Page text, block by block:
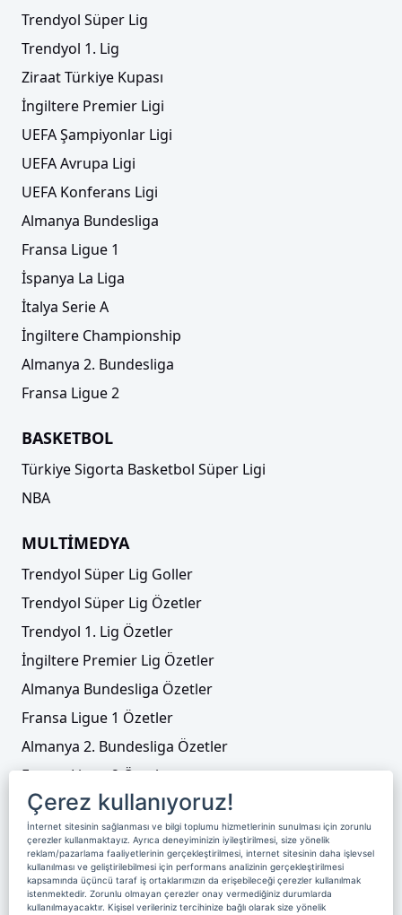
Trendyol Süper Lig
Trendyol 1. Lig
Ziraat Türkiye Kupası
İngiltere Premier Ligi
UEFA Şampiyonlar Ligi
UEFA Avrupa Ligi
UEFA Konferans Ligi
Almanya Bundesliga
Fransa Ligue 1
İspanya La Liga
İtalya Serie A
İngiltere Championship
Almanya 2. Bundesliga
Fransa Ligue 2
BASKETBOL
Türkiye Sigorta Basketbol Süper Ligi
NBA
MULTİMEDYA
Trendyol Süper Lig Goller
Trendyol Süper Lig Özetler
Trendyol 1. Lig Özetler
İngiltere Premier Lig Özetler
Almanya Bundesliga Özetler
Fransa Ligue 1 Özetler
Almanya 2. Bundesliga Özetler
Fransa Ligue 2 Özetler
Tenis
Video Liste
Foto Galeriler
Çerez kullanıyoruz!
İnternet sitesinin sağlanması ve bilgi toplumu hizmetlerinin sunulması için zorunlu
çerezler kullanmaktayız. Ayrıca deneyiminizin iyileştirilmesi, size yönelik
reklam/pazarlama faaliyetlerinin gerçekleştirilmesi, internet sitesinin daha işlevsel
kullanılması ve geliştirilebilmesi için performans analizinin gerçekleştirilmesi
kapsamında üçüncü taraf iş ortaklarımızın da erişebileceği çerezler kullanılmak
istenmektedir. Zorunlu olmayan çerezler onay vermediğiniz durumlarda
kullanılmayacaktır. Kişisel verileriniz tercihinize bağlı olarak size yönelik